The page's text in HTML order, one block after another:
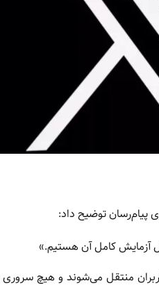
پیام‌رسان توضیح داد:
آزمایش کامل آن هستیم.»
منتقل می‌شوند و هیچ سروری